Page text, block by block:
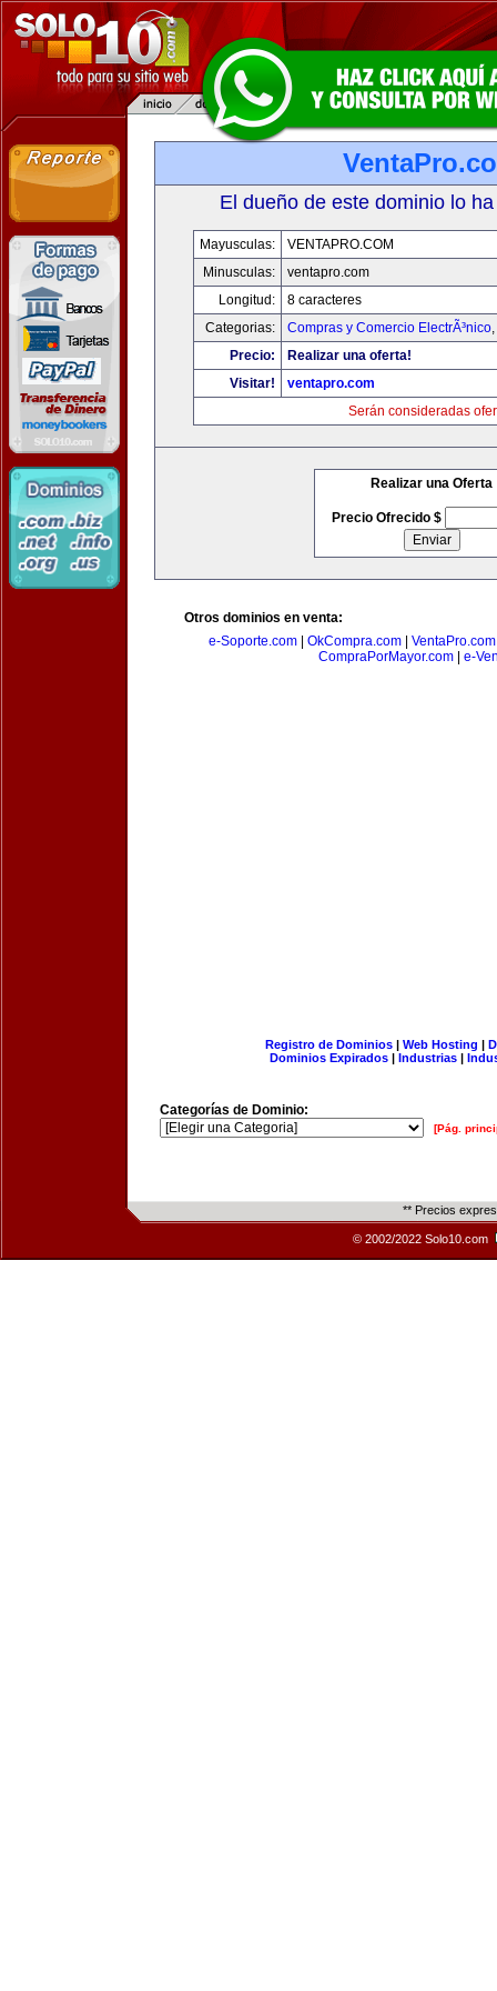
El dueño de este dominio lo
Mayusculas:
VENTAPRO.COM
Minusculas:
ventapro.com
Longitud:
8 caracteres
Categorias:
Compras y Comercio ElectrÃ³nico,
Precio:
Realizar una oferta!
Visitar!
ventapro.com
Serán consideradas
Realizar una Oferta
Precio Ofrecido $
Otros dominios en venta:
e-Soporte.com
OkCompra.com VentaPro.com
CompraPorMayor.com| e-
Registro de Dominios| Web Hosting |
Dominios Expirados | Industrias |
Categorías de Dominio:
[Pág.
** Precios
© 2002/2022 Solo10.com